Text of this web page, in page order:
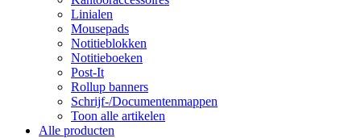
Linialen
Mousepads
Notitieblokken
Notitieboeken
Post-It
Rollup banners
Schrijf-/Documentenmappen
Toon alle artikelen
Alle producten